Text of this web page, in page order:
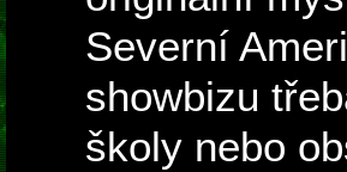
Severní
showbizu
školy nebo